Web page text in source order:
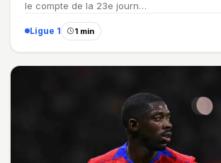
le compte de la 23e journ…
Ligue 1 1 min